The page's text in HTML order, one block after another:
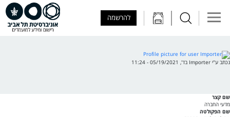
להרשמה
נכתב ע"י Importer בד', 05/19/2021 - 11:24
שם קצר
מדעי החברה
שם הפקולטה